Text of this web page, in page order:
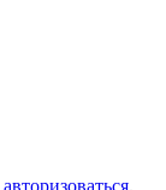
авторизоваться.